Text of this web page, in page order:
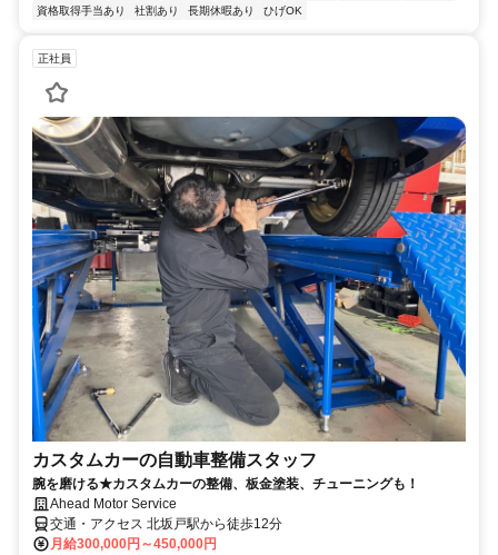
資格取得手当あり 社割あり 長期休暇あり ひげOK
正社員
カスタムカーの自動車整備スタッフ
腕を磨ける★カスタムカーの整備、板金塗装、チューニングも！
Ahead Motor Service
交通・アクセス 北坂戸駅から徒歩12分
月給300,000円～450,000円